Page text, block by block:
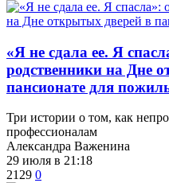
​«Я не сдала ее. Я
родственники на Дне
пансионате для
Три истории о том, как
профессионалам
Александра Важенина
29 июля в 21:18
2129 0